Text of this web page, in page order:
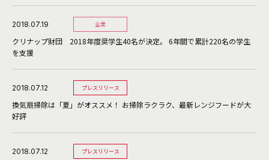
2018.07.19 企業
クリナップ財団 2018年度奨学生40名が決定。 6年間で累計220名の学生
を支援
2018.07.12 プレスリリース
換気扇掃除は「夏」がオススメ！ お掃除ラクラク、最新レンジフードが大
好評
2018.07.12 プレスリリース